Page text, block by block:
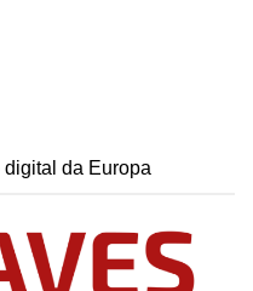
digital da Europa